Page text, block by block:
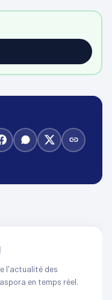
l'actualité des
en temps réel.